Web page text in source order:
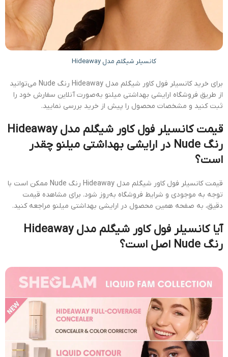
کانسیلر شیگلم مدل Hideaway
برای خرید کانسیلر فول کاور شیگلم مدل Hideaway رنگ Nude می‌توانید
از طریق فروشگاه ارایشی بهداشتی میلنو به‌صورت آنلاین سفارش خود را
ثبت کنید و مشخصات محصول را پیش از خرید بررسی نمایید.
قیمت کانسیلر فول کاور شیگلم مدل Hideaway
رنگ Nude در ارایشی بهداشتی میلنو چقدر
است؟
قیمت کانسیلر فول کاور شیگلم مدل Hideaway رنگ Nude ممکن است با
توجه به موجودی و شرایط فروشگاه به‌روز شود. برای مشاهده قیمت
دقیق، به صفحه همین محصول در ارایشی بهداشتی میلنو مراجعه کنید.
آیا کانسیلر فول کاور شیگلم مدل Hideaway
رنگ Nude اصل است؟